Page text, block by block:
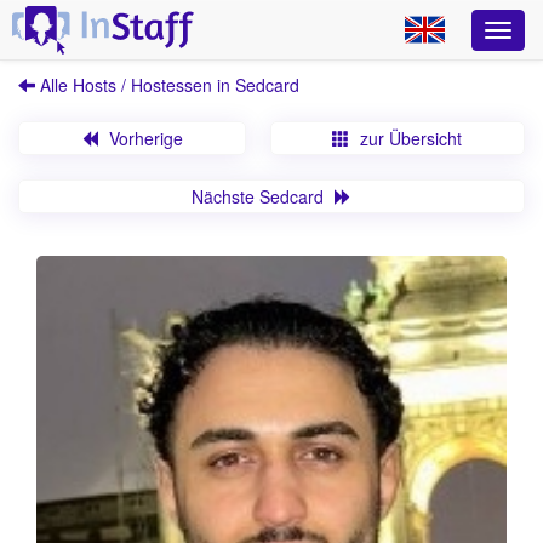
Alle Hosts / Hostessen in Sedcard
Vorherige zur Übersicht
Nächste Sedcard